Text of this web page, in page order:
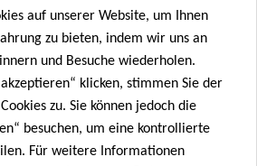
auf unserer Website, um Ihnen
zu bieten, indem wir uns an
und Besuche wiederholen.
klicken, stimmen Sie der
zu. Sie können jedoch die
besuchen, um eine kontrollierte
Für weitere Informationen